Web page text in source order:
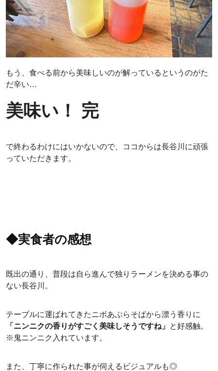
もう、食べる前から美味しいのが解っているというのがた
だ辛い…
美味い！ 完
で終わるわけにはいかないので、ココからは長谷川に頑張
っていただきます。
◆実食者の感想
既出の通り、普段は自ら進んで独りラーメンを決める事の
ない長谷川。
テーブルに運ばれてきたニボあぶらそばから漂う香りに
「ニンニクの香りがすごく美味しそうですね」 と好感触。
※鬼ニンニク入れています。
また、丁寧に作られた事が伺えるビジュアルも◎